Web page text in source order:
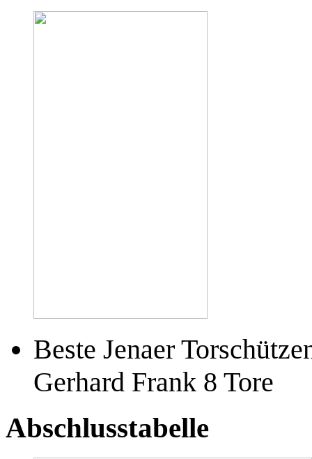
Beste Jenaer
Gerhard Frank 8 Tore
Abschlusstabelle